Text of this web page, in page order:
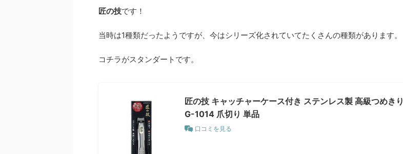
匠の技です！
当時は1種類だったようですが、今はシリーズ化されていてたくさんの種類があります。
コチラがスタンダートです。
匠の技 キャッチャーケース付き ステンレス製 高級つめきり
G-1014 爪切り 単品
口コミを見る